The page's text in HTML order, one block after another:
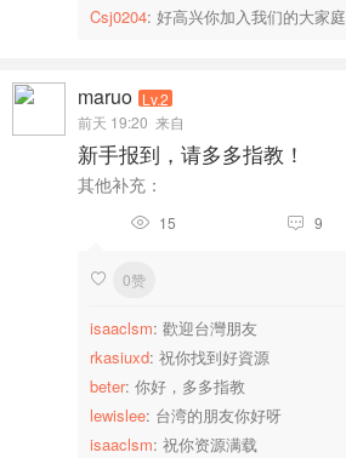
Csj0204: 好高兴你加入我们的大家庭
maruo Lv.2
前天 19:20 来自
新手报到，请多多指教！
其他补充：
 15  9
 0赞
isaaclsm: 歡迎台灣朋友
rkasiuxd: 祝你找到好資源
beter: 你好，多多指教
lewislee: 台湾的朋友你好呀
isaaclsm: 祝你资源满载